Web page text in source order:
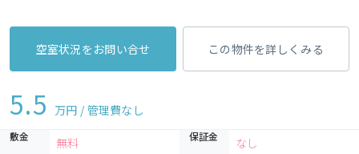
空室状況をお問い合せ この物件を詳しくみる
5.5 万円 / 管理費なし
敷金 無料 保証金 なし